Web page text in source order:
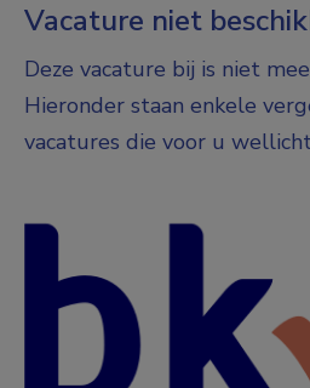
Vacature niet
Deze vacature bij is niet
Hieronder staan enkele
vacatures die voor u